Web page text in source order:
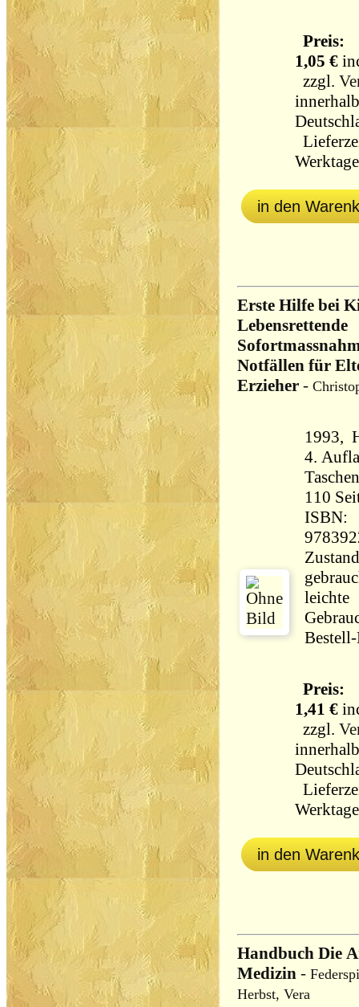
Preis:
1,05 €
zzgl.
innerhalb
in den
Erste Hilfe bei
Lebensrettende
Notfällen für
Erzieher -
1993,
4.
110 Seiten
ISBN:
leichte
Preis:
1,41 €
zzgl.
innerhalb
in den
Handbuch Die
Medizin -
Herbst, Vera